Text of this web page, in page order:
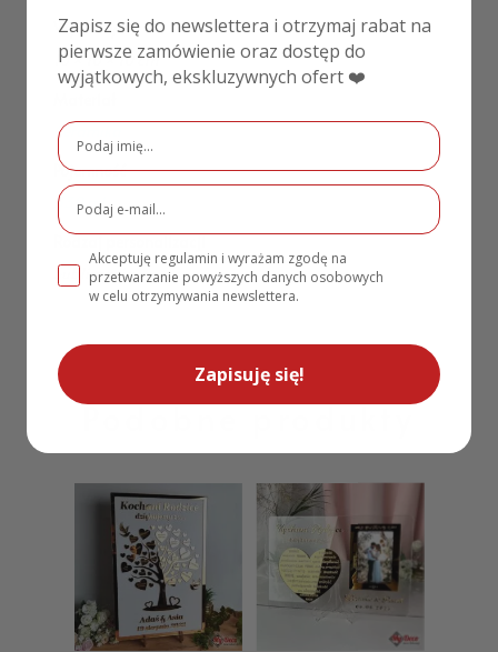
Wymiary
10 × 10 × 10 cm
Ceramika
Pojemność
330 ml
Rodzaj personalizacji
Sublimacja
Podobne produkty
Zapisz się do newslettera i otrzymaj rabat na
pierwsze zamówienie oraz dostęp do
wyjątkowych, ekskluzywnych ofert ❤️
Akceptuję regulamin i wyrażam zgodę na
przetwarzanie powyższych danych osobowych
w celu otrzymywania newslettera.
Zapisuję się!